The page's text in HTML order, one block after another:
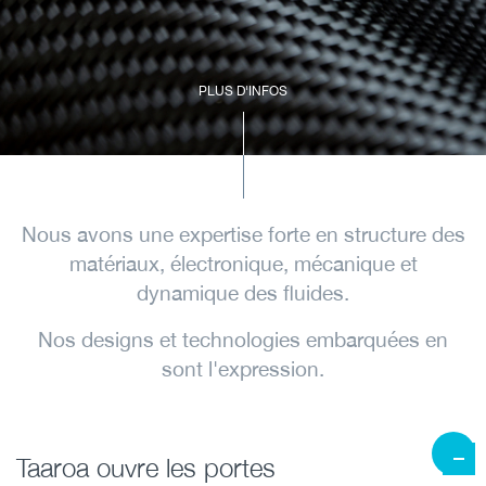
PLUS D'INFOS
Nous avons une expertise forte en structure des
matériaux, électronique, mécanique et
dynamique des fluides.
Nos designs et technologies embarquées en
sont l'expression.
Taaroa ouvre les portes